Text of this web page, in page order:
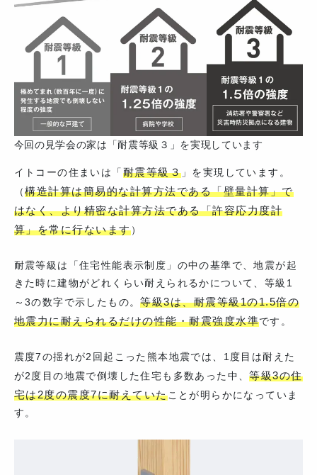
今回の見学会の家は「耐震等級３」を実現しています
イトコーの住まいは「 耐震等級３ 」を実現しています。
（構造計算は簡易的な計算方法である「壁量計算」で
はなく、より精密な計算方法である「許容応力度計
算」を常に行ないます）
耐震等級は「住宅性能表示制度」の中の基準で、地震が起
きた時に建物がどれくらい耐えられるかについて、等級1
～3の数字で示したもの。等級3は、耐震等級1の1.5倍の
地震力に耐えられるだけの性能・耐震強度水準です。
震度7の揺れが2回起こった熊本地震では、1度目は耐えた
が2度目の地震で倒壊した住宅も多数あった中、等級3の住
宅は2度の震度7に耐えていたことが明らかになっていま
す。